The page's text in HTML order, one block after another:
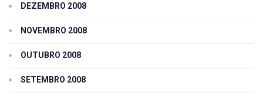
DEZEMBRO 2008
NOVEMBRO 2008
OUTUBRO 2008
SETEMBRO 2008